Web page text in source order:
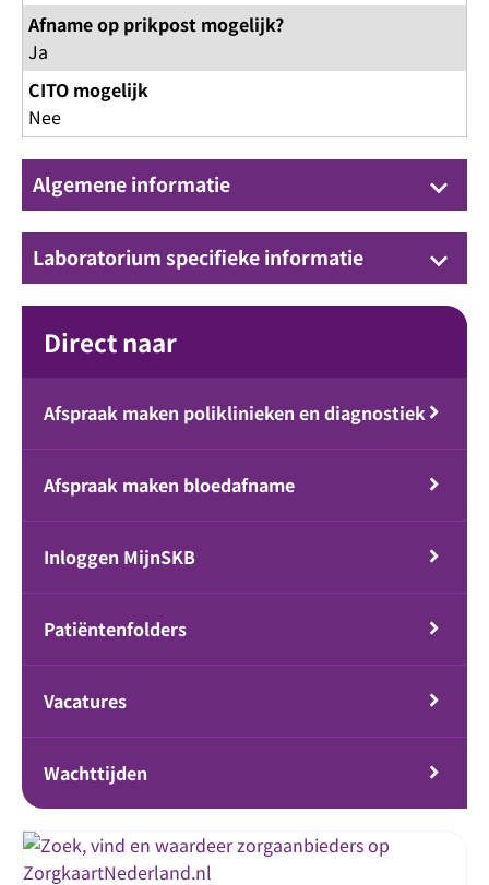
Afname op prikpost mogelijk?
Ja
CITO mogelijk
Nee
Algemene informatie keyboard_arrow_down
Laboratorium specifieke informatie keyboard_arrow_down
Direct naar
Afspraak maken poliklinieken en diagnostiek
Afspraak maken bloedafname
Inloggen MijnSKB
Patiëntenfolders
Vacatures
Wachttijden